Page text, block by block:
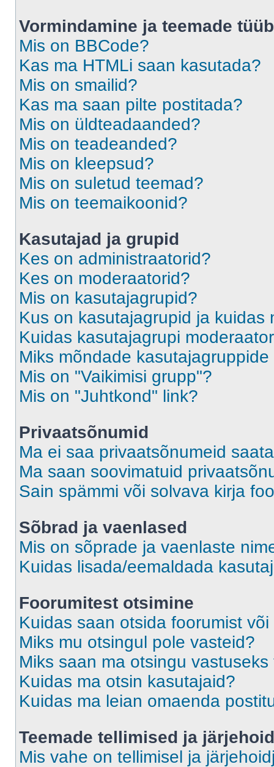
Vormindamine ja teemade
Mis on BBCode?
Kas ma HTMLi saan kasutada?
Mis on smailid?
Kas ma saan pilte postitada?
Mis on üldteadaanded?
Mis on teadeanded?
Mis on kleepsud?
Mis on suletud teemad?
Mis on teemaikoonid?
Kasutajad ja grupid
Kes on administraatorid?
Kes on moderaatorid?
Mis on kasutajagrupid?
Kus on kasutajagrupid ja kuidas
Kuidas kasutajagrupi
Miks mõndade
Mis on "Vaikimisi grupp"?
Mis on "Juhtkond" link?
Privaatsõnumid
Ma ei saa privaatsõnumeid
Ma saan soovimatuid
Sain spämmi või solvava kirja
Sõbrad ja vaenlased
Mis on sõprade ja vaenlaste
Kuidas lisada/eemaldada
Foorumitest otsimine
Kuidas saan otsida foorumist
Miks mu otsingul pole vasteid?
Miks saan ma otsingu
Kuidas ma otsin kasutajaid?
Kuidas ma leian omaenda
Teemade tellimised ja
Mis vahe on tellimisel ja